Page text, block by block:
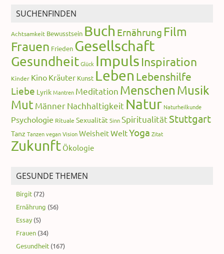
SUCHENFINDEN
Achtsamkeit Bewusstsein Buch Ernährung Film
Frauen Frieden Gesellschaft
Gesundheit Glück Impuls Inspiration
Kinder Kino Kräuter Kunst Leben Lebenshilfe
Liebe Lyrik Mantren Meditation Menschen Musik
Mut MännerNachhaltigkeit Natur Naturheilkunde
Psychologie Rituale Sexualität Sinn SpiritualitätStuttgart
Tanz Tanzen vegan Vision WeisheitWeltYoga Zitat
Zukunft Ökologie
GESUNDE THEMEN
Birgit (72)
Ernährung (56)
Essay (5)
Frauen (34)
Gesundheit (167)